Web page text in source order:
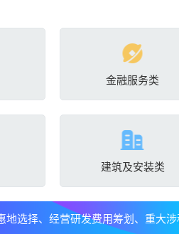
金融服务类
建筑及安装类
地选择、经营研发费用筹划、重大涉